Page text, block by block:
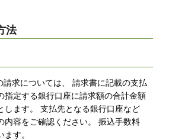
法
請求については、 請求書に記載の支払
指定する銀行口座に請求額の合計金額
します。 支払先となる銀行口座など
内容をご確認ください。 振込手数料
す。